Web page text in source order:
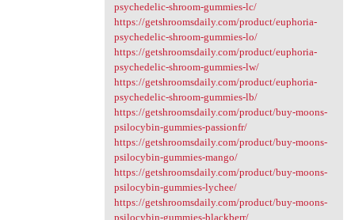
psychedelic-shroom-gummies-lc/
https://getshroomsdaily.com/product/euphoria-
psychedelic-shroom-gummies-lo/
https://getshroomsdaily.com/product/euphoria-
psychedelic-shroom-gummies-lw/
https://getshroomsdaily.com/product/euphoria-
psychedelic-shroom-gummies-lb/
https://getshroomsdaily.com/product/buy-moons-
psilocybin-gummies-passionfr/
https://getshroomsdaily.com/product/buy-moons-
psilocybin-gummies-mango/
https://getshroomsdaily.com/product/buy-moons-
psilocybin-gummies-lychee/
https://getshroomsdaily.com/product/buy-moons-
psilocybin-gummies-blackberr/